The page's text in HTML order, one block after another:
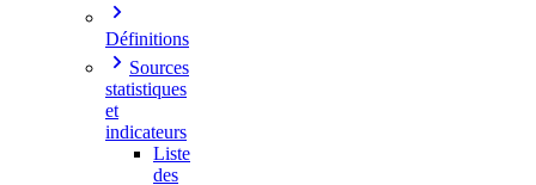
Définitions
Sources
statistiques
et
indicateurs
Liste
des